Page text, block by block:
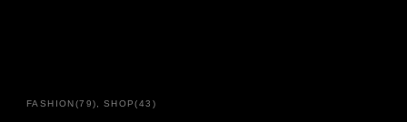
FASHION(79) SHOP(43 )